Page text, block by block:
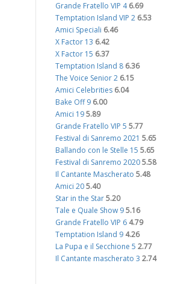
Grande Fratello VIP 4 6.69
Temptation Island VIP 2 6.53
Amici Speciali 6.46
X Factor 13 6.42
X Factor 15 6.37
Temptation Island 8 6.36
The Voice Senior 2 6.15
Amici Celebrities 6.04
Bake Off 9 6.00
Amici 19 5.89
Grande Fratello VIP 5 5.77
Festival di Sanremo 2021 5.65
Ballando con le Stelle 15 5.65
Festival di Sanremo 2020 5.58
Il Cantante Mascherato 5.48
Amici 20 5.40
Star in the Star 5.20
Tale e Quale Show 9 5.16
Grande Fratello VIP 6 4.79
Temptation Island 9 4.26
La Pupa e il Secchione 5 2.77
Il Cantante mascherato 3 2.74